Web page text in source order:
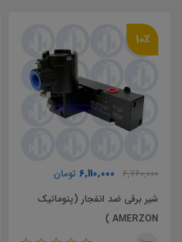
10٪
6,760,000
6,110,000 تومان
شیر برقی ضد انفجار (پنوماتیک
AMERZON )